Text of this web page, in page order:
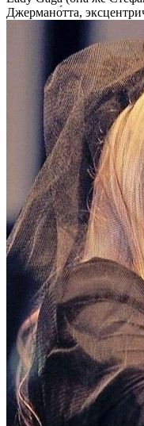
Джермано́тта,